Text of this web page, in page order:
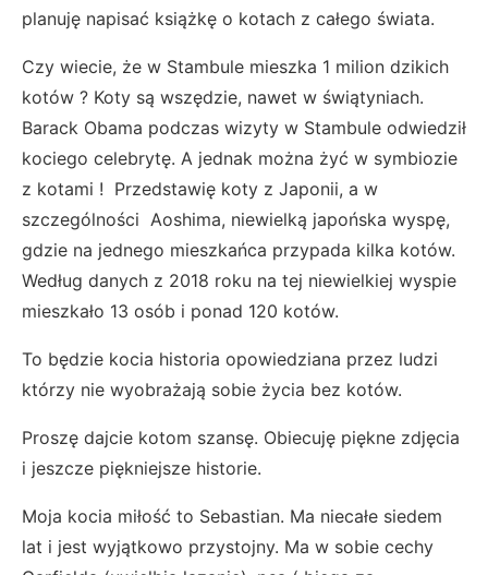
planuję napisać książkę o kotach z całego świata.
Czy wiecie, że w Stambule mieszka 1 milion dzikich
kotów ? Koty są wszędzie, nawet w świątyniach.
Barack Obama podczas wizyty w Stambule odwiedził
kociego celebrytę. A jednak można żyć w symbiozie
z kotami ! Przedstawię koty z Japonii, a w
szczególności Aoshima, niewielką japońska wyspę,
gdzie na jednego mieszkańca przypada kilka kotów.
Według danych z 2018 roku na tej niewielkiej wyspie
mieszkało 13 osób i ponad 120 kotów.
To będzie kocia historia opowiedziana przez ludzi
którzy nie wyobrażają sobie życia bez kotów.
Proszę dajcie kotom szansę. Obiecuję piękne zdjęcia
i jeszcze piękniejsze historie.
Moja kocia miłość to Sebastian. Ma niecałe siedem
lat i jest wyjątkowo przystojny. Ma w sobie cechy